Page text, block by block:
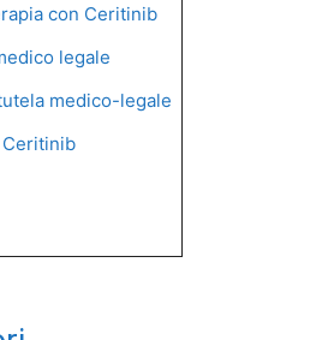
con Ceritinib
legale
medico-legale
Ceritinib